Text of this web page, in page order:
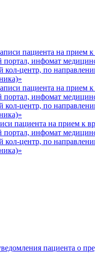
пациента на прием к
инфомат
кол-центр, по